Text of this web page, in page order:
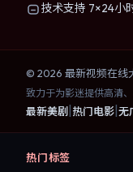
技术支持 7×24小
© 2026 最新视频在线
致力于为影迷提供高清
最新美剧 热门电影 无
热门标签